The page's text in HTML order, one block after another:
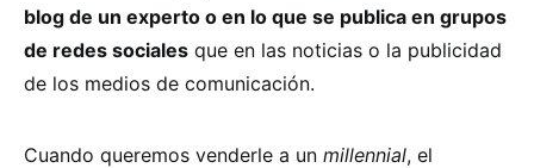
blog de un experto o en lo que se publica en grupos
de redes sociales que en las noticias o la publicidad
de los medios de comunicación.
Cuando queremos venderle a un millennial, el